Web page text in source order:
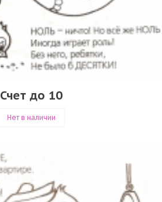
Счет до 10
Нет в наличии